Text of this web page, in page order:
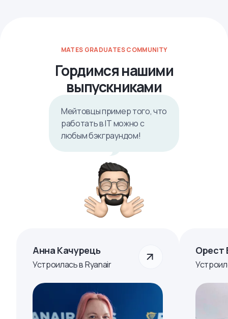
MATES GRADUATES COMMUNITY
Гордимся нашими
выпускниками
Мейтовцы пример того, что
работать в IТ можно с
любым бэкграундом!
Анна Качурець
Устроилась в Ryanair
Орест